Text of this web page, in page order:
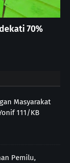
70%
Masyarakat
111/KB
Pemilu,